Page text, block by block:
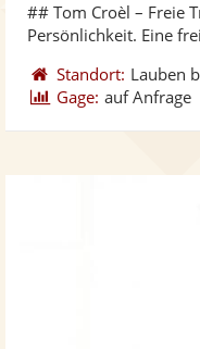
## Tom Croèl – Freie
Persönlichkeit. Eine
Standort: Lauben
Gage: auf Anfrage